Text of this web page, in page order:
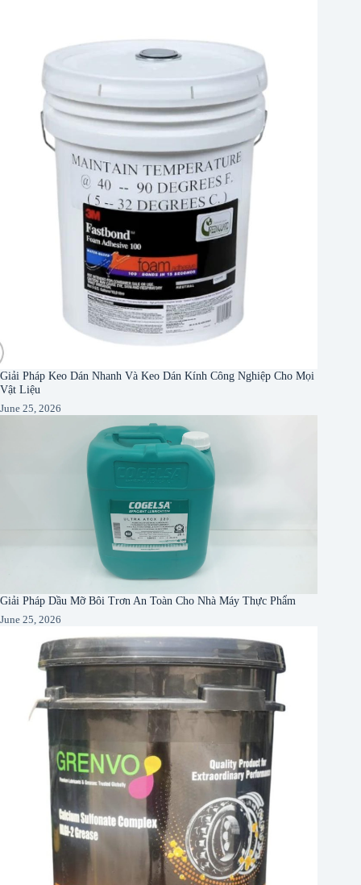
Giải Pháp Keo Dán Nhanh Và Keo Dán Kính Công Nghiệp Cho Mọi
Vật Liệu
June 25, 2026
Giải Pháp Dầu Mỡ Bôi Trơn An Toàn Cho Nhà Máy Thực Phẩm
June 25, 2026